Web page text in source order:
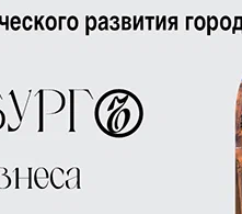
ad